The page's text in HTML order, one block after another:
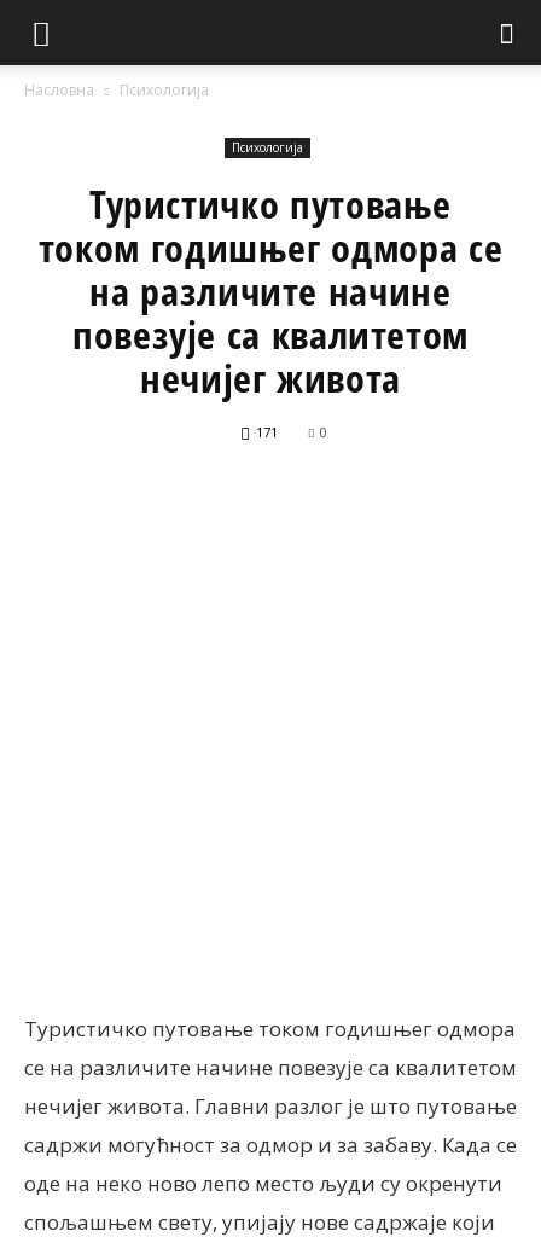
Насловна Психологија
Психологија
Туристичко путовање
током годишњег одмора се
на различите начине
повезује са квалитетом
нечијег живота
171 0
Туристичко путовање током годишњег одмора
се на различите начине повезује са квалитетом
нечијег живота. Главни разлог је што путовање
садржи могућност за одмор и за забаву. Када се
оде на неко ново лепо место људи су окренути
спољашњем свету, упијају нове садржаје који